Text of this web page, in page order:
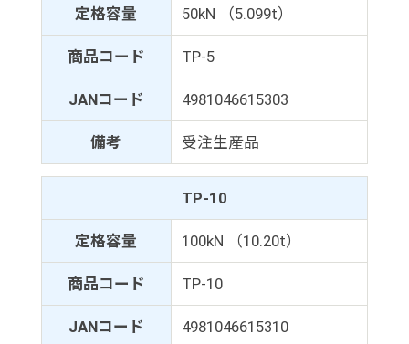
定格容量 50kN （5.099t）
商品コード TP-5
JANコード 4981046615303
備考 受注生産品
TP-10
定格容量 100kN （10.20t）
商品コード TP-10
JANコード 4981046615310